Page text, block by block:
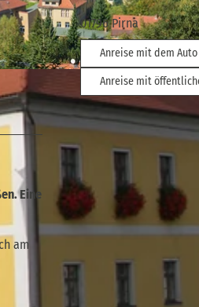
|
Eine
am
01796Pirna
Anreise mit dem Auto
Anreise mit